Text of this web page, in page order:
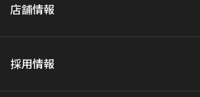
店舗情報
採用情報